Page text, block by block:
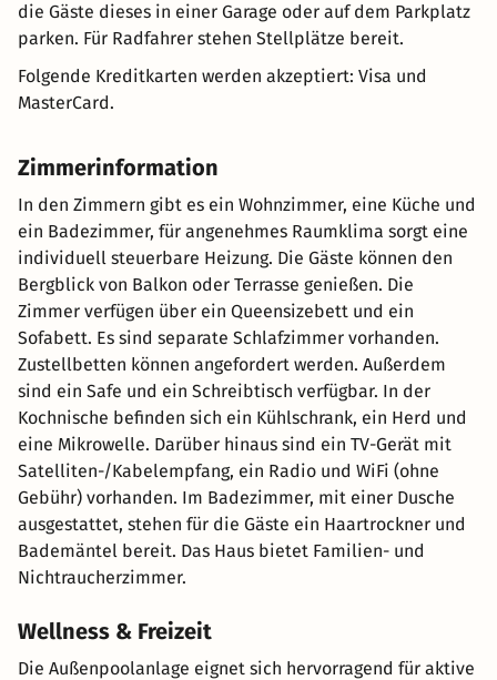
die Gäste dieses in einer Garage oder auf dem Parkplatz
parken. Für Radfahrer stehen Stellplätze bereit.
Folgende Kreditkarten werden akzeptiert: Visa und
MasterCard.
Zimmerinformation
In den Zimmern gibt es ein Wohnzimmer, eine Küche und
ein Badezimmer, für angenehmes Raumklima sorgt eine
individuell steuerbare Heizung. Die Gäste können den
Bergblick von Balkon oder Terrasse genießen. Die
Zimmer verfügen über ein Queensizebett und ein
Sofabett. Es sind separate Schlafzimmer vorhanden.
Zustellbetten können angefordert werden. Außerdem
sind ein Safe und ein Schreibtisch verfügbar. In der
Kochnische befinden sich ein Kühlschrank, ein Herd und
eine Mikrowelle. Darüber hinaus sind ein TV-Gerät mit
Satelliten-/Kabelempfang, ein Radio und WiFi (ohne
Gebühr) vorhanden. Im Badezimmer, mit einer Dusche
ausgestattet, stehen für die Gäste ein Haartrockner und
Bademäntel bereit. Das Haus bietet Familien- und
Nichtraucherzimmer.
Wellness & Freizeit
Die Außenpoolanlage eignet sich hervorragend für aktive